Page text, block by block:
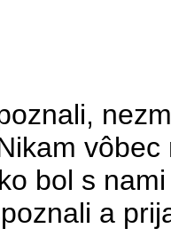
bol s
a